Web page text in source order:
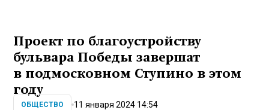
Проект по благоустройству
бульвара Победы завершат
в подмосковном Ступино в этом
году
ОБЩЕСТВО 11 января 2024 14:54